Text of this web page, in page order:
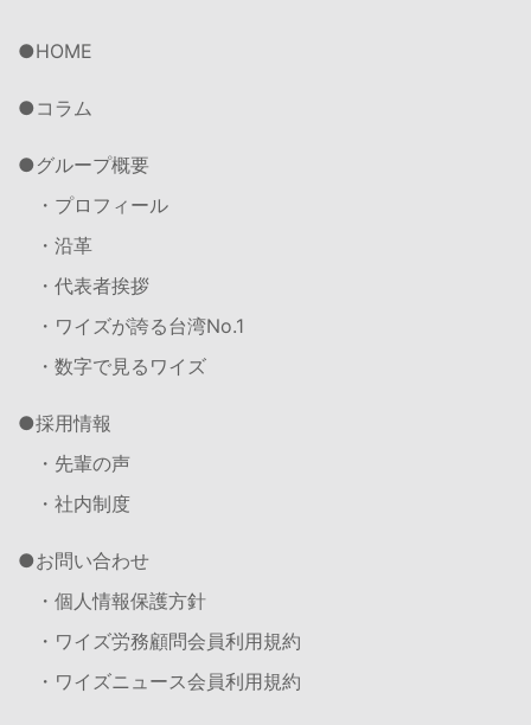
HOME
コラム
グループ概要
・プロフィール
・沿革
・代表者挨拶
・ワイズが誇る台湾No.1
・数字で見るワイズ
採用情報
・先輩の声
・社内制度
お問い合わせ
・個人情報保護方針
・ワイズ労務顧問会員利用規約
・ワイズニュース会員利用規約